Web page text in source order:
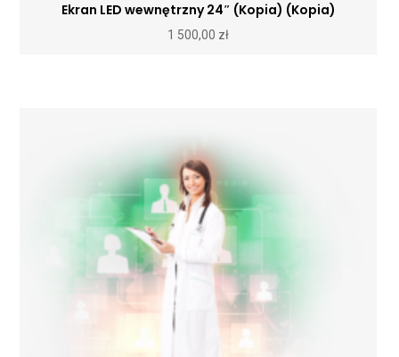
Ekran LED wewnętrzny 24″ (Kopia) (Kopia)
1 500,00 zł